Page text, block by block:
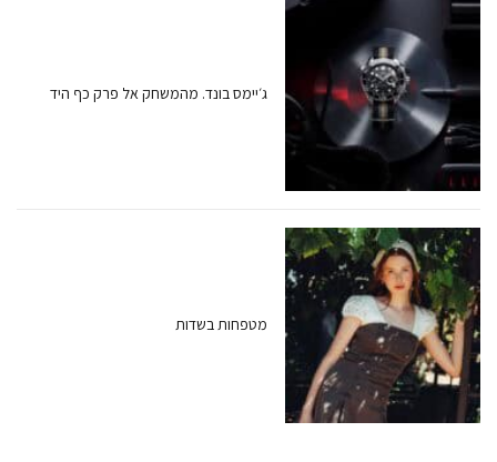
ג׳יימס בונד. מהמשחק אל פרק כף היד
מטפחות בשדות